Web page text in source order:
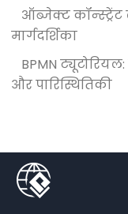
ऑब्जेक्ट
मार्गदर्शिका
BPMN
और पारिस्थितिकी